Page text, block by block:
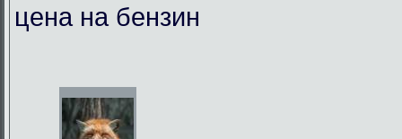
цена на бензин